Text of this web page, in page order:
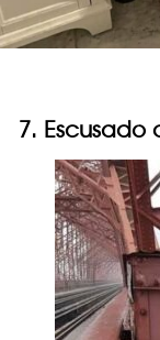
7. Escusado